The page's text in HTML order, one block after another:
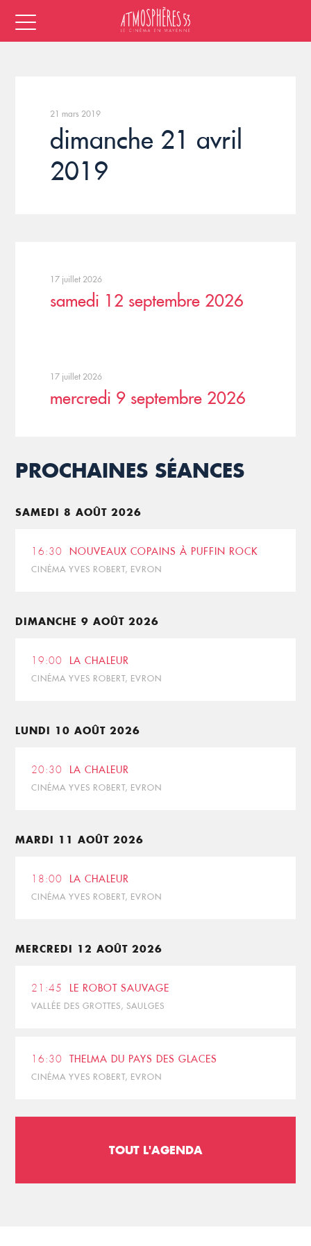
21 mars 2019
dimanche 21 avril
2019
17 juillet 2026
samedi 12 septembre 2026
17 juillet 2026
mercredi 9 septembre 2026
PROCHAINES SÉANCES
SAMEDI 8 AOÛT 2026
16:30 NOUVEAUX COPAINS À PUFFIN ROCK
CINÉMA YVES ROBERT, EVRON
DIMANCHE 9 AOÛT 2026
19:00 LA CHALEUR
CINÉMA YVES ROBERT, EVRON
LUNDI 10 AOÛT 2026
20:30 LA CHALEUR
CINÉMA YVES ROBERT, EVRON
MARDI 11 AOÛT 2026
18:00 LA CHALEUR
CINÉMA YVES ROBERT, EVRON
MERCREDI 12 AOÛT 2026
21:45 LE ROBOT SAUVAGE
VALLÉE DES GROTTES, SAULGES
16:30 THELMA DU PAYS DES GLACES
CINÉMA YVES ROBERT, EVRON
TOUT L'AGENDA